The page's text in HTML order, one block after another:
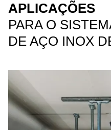
APLICAÇÕES
PARA O
DE AÇO INOX